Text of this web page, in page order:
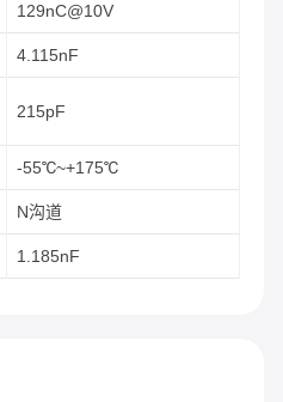
129nC@10V
4.115nF
215pF
-55℃~+175℃
N沟道
1.185nF